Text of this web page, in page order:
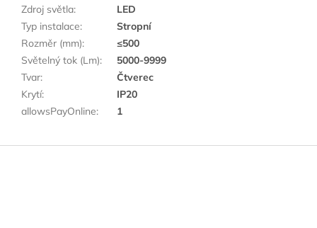
Zdroj světla:
LED
Typ instalace:
Stropní
Rozměr (mm):
≤500
Světelný tok (Lm):
5000-9999
Tvar:
Čtverec
Krytí:
IP20
allowsPayOnline: 1